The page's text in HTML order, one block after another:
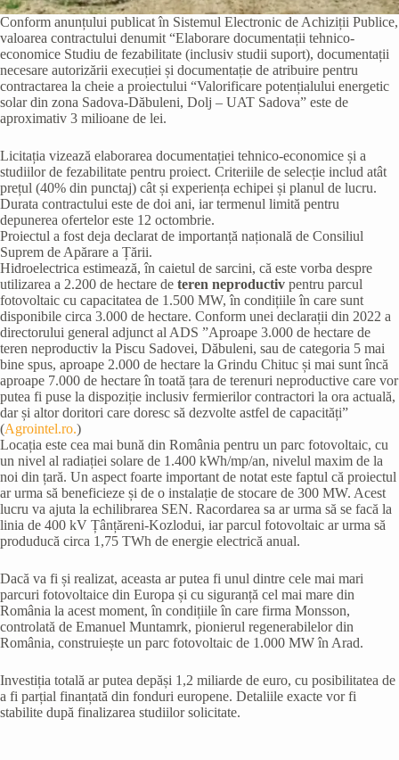
Conform anunțului publicat în Sistemul Electronic de Achiziții Publice,
valoarea contractului denumit “Elaborare documentații tehnico-
economice Studiu de fezabilitate (inclusiv studii suport), documentații
necesare autorizării execuției și documentație de atribuire pentru
contractarea la cheie a proiectului “Valorificare potențialului energetic
solar din zona Sadova-Dăbuleni, Dolj – UAT Sadova” este de
aproximativ 3 milioane de lei.
Licitația vizează elaborarea documentației tehnico-economice și a
studiilor de fezabilitate pentru proiect. Criteriile de selecție includ atât
prețul (40% din punctaj) cât și experiența echipei și planul de lucru.
Durata contractului este de doi ani, iar termenul limită pentru
depunerea ofertelor este 12 octombrie.
Proiectul a fost deja declarat de importanță națională de Consiliul
Suprem de Apărare a Țării.
Hidroelectrica estimează, în caietul de sarcini, că este vorba despre
utilizarea a 2.200 de hectare de teren neproductiv pentru parcul
fotovoltaic cu capacitatea de 1.500 MW, în condițiile în care sunt
disponibile circa 3.000 de hectare. Conform unei declarații din 2022 a
directorului general adjunct al ADS ”Aproape 3.000 de hectare de
teren neproductiv la Piscu Sadovei, Dăbuleni, sau de categoria 5 mai
bine spus, aproape 2.000 de hectare la Grindu Chituc și mai sunt încă
aproape 7.000 de hectare în toată țara de terenuri neproductive care vor
putea fi puse la dispoziție inclusiv fermierilor contractori la ora actuală,
dar și altor doritori care doresc să dezvolte astfel de capacități”
(Agrointel.ro.)
Locația este cea mai bună din România pentru un parc fotovoltaic, cu
un nivel al radiației solare de 1.400 kWh/mp/an, nivelul maxim de la
noi din țară. Un aspect foarte important de notat este faptul că proiectul
ar urma să beneficieze și de o instalație de stocare de 300 MW. Acest
lucru va ajuta la echilibrarea SEN. Racordarea sa ar urma să se facă la
linia de 400 kV Țânțăreni-Kozlodui, iar parcul fotovoltaic ar urma să
produducă circa 1,75 TWh de energie electrică anual.
Dacă va fi și realizat, aceasta ar putea fi unul dintre cele mai mari
parcuri fotovoltaice din Europa și cu siguranță cel mai mare din
România la acest moment, în condițiile în care firma Monsson,
controlată de Emanuel Muntamrk, pionierul regenerabilelor din
România, construiește un parc fotovoltaic de 1.000 MW în Arad.
Investiția totală ar putea depăși 1,2 miliarde de euro, cu posibilitatea de
a fi parțial finanțată din fonduri europene. Detaliile exacte vor fi
stabilite după finalizarea studiilor solicitate.